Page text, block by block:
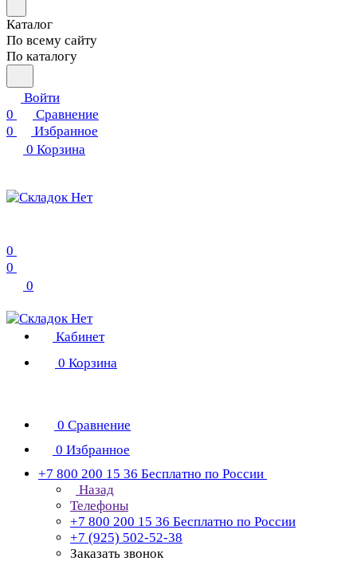
Каталог
По всему сайту
По каталогу
Войти
0
Сравнение
0
Избранное
0 Корзина
0
0
0
Кабинет
0 Корзина
0 Сравнение
0 Избранное
+7 800 200 15 36 Бесплатно по России
Назад
Телефоны
+7 800 200 15 36 Бесплатно по России
+7 (925) 502-52-38
Заказать звонок